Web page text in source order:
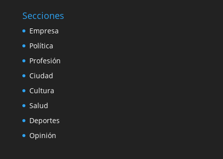
Secciones
Empresa
Política
Profesión
Ciudad
Cultura
Salud
Deportes
Opinión